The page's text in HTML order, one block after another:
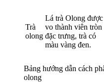
Trà
olong
Lá trà Olong được
vo thành viên tròn
đặc trưng, trà có
màu vàng đen.
Bảng hướng dẫn cách
olong